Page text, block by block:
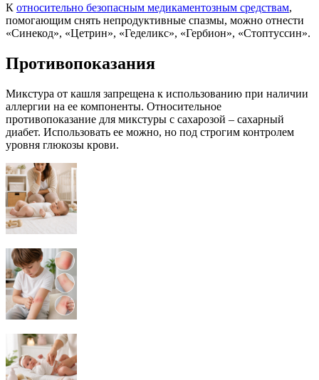
К относительно безопасным медикаментозным средствам,
помогающим снять непродуктивные спазмы, можно отнести
«Синекод», «Цетрин», «Геделикс», «Гербион», «Стоптуссин».
Противопоказания
Микстура от кашля запрещена к использованию при наличии
аллергии на ее компоненты. Относительное
противопоказание для микстуры с сахарозой – сахарный
диабет. Использовать ее можно, но под строгим контролем
уровня глюкозы крови.